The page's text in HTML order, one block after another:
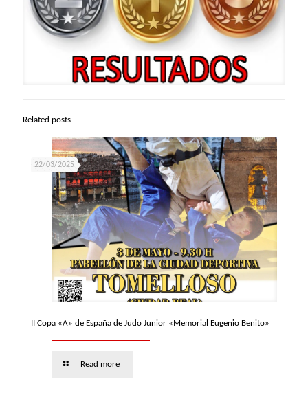
Related posts
22/03/2025
II Copa «A» de España de Judo Junior «Memorial Eugenio Benito»
Read more